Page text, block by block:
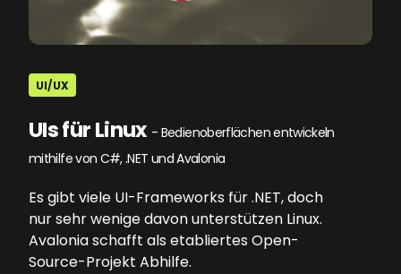
UI/UX
UIs für Linux - Bedienoberflächen entwickeln
mithilfe von C#, .NET und Avalonia
Es gibt viele UI-Frameworks für .NET, doch
nur sehr wenige davon unterstützen Linux.
Avalonia schafft als etabliertes Open-
Source-Projekt Abhilfe.